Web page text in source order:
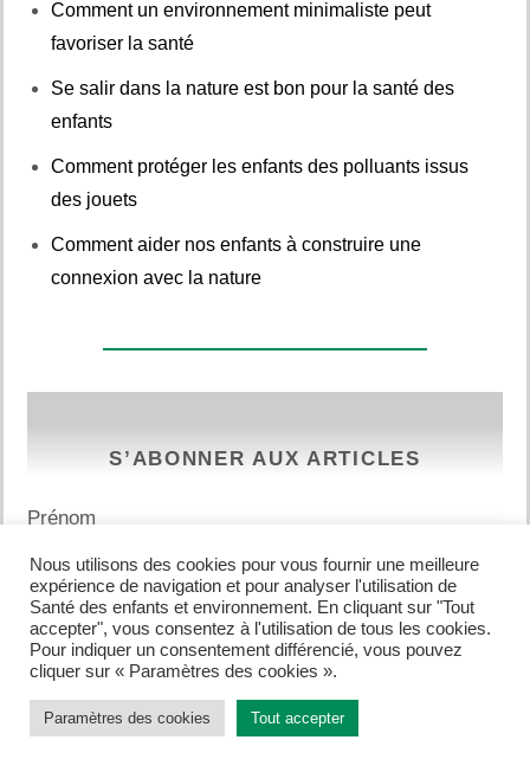
Comment un environnement minimaliste peut
favoriser la santé
Se salir dans la nature est bon pour la santé des
enfants
Comment protéger les enfants des polluants issus
des jouets
Comment aider nos enfants à construire une
connexion avec la nature
S’ABONNER AUX ARTICLES
Prénom
Email
Recevoir les articles
Nous utilisons des cookies pour vous fournir une meilleure
expérience de navigation et pour analyser l'utilisation de
Santé des enfants et environnement. En cliquant sur "Tout
accepter", vous consentez à l'utilisation de tous les cookies.
Pour indiquer un consentement différencié, vous pouvez
cliquer sur « Paramètres des cookies ».
Paramètres des cookies Tout accepter